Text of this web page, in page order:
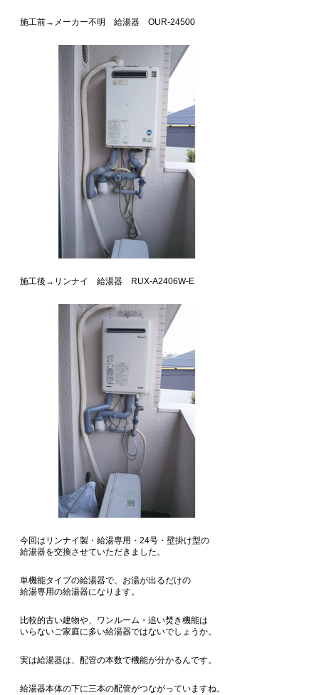
施工前→メーカー不明 給湯器 OUR-24500
施工後→リンナイ 給湯器 RUX-A2406W-E
今回はリンナイ製・給湯専用・24号・壁掛け型の
給湯器を交換させていただきました。
単機能タイプの給湯器で、お湯が出るだけの
給湯専用の給湯器になります。
比較的古い建物や、ワンルーム・追い焚き機能は
いらないご家庭に多い給湯器ではないでしょうか。
実は給湯器は、配管の本数で機能が分かるんです。
給湯器本体の下に三本の配管がつながっていますね。